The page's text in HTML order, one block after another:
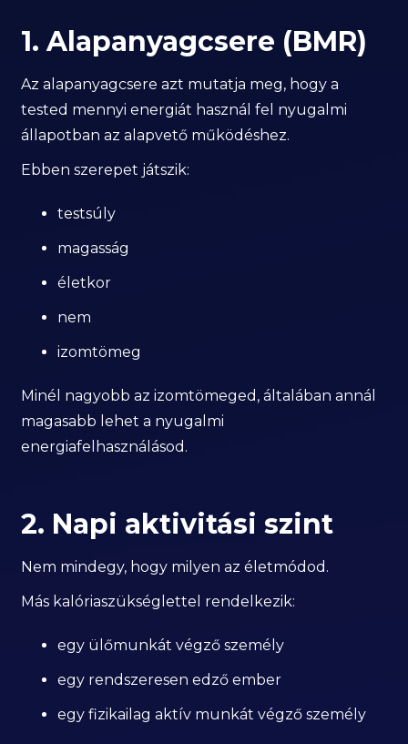
1. Alapanyagcsere (BMR)
Az alapanyagcsere azt mutatja meg, hogy a
tested mennyi energiát használ fel nyugalmi
állapotban az alapvető működéshez.
Ebben szerepet játszik:
testsúly
magasság
életkor
nem
izomtömeg
Minél nagyobb az izomtömeged, általában annál
magasabb lehet a nyugalmi
energiafelhasználásod.
2. Napi aktivitási szint
Nem mindegy, hogy milyen az életmódod.
Más kalóriaszükséglettel rendelkezik:
egy ülőmunkát végző személy
egy rendszeresen edző ember
egy fizikailag aktív munkát végző személy